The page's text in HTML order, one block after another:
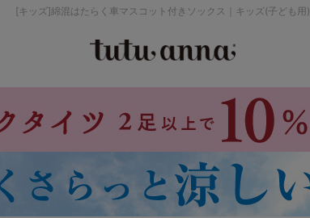
[キッズ]綿混はたらく車マスコット付きソックス｜キッズ(子ども用)
パジャマ
ストッキング
価格帯から探す
～999円
2,000～2,999円